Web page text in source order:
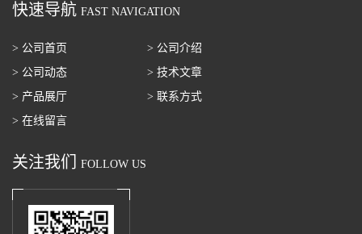
快速导航 FAST NAVIGATION
> 公司首页
> 公司介绍
> 公司动态
> 技术文章
> 产品展厅
> 联系方式
> 在线留言
关注我们 FOLLOW US